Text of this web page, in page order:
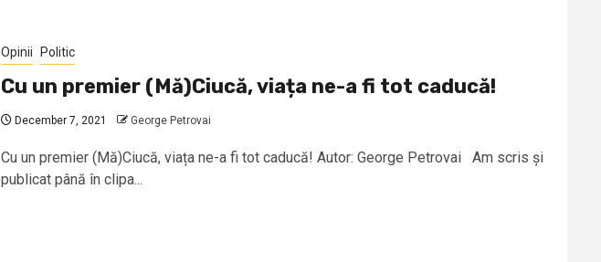
Opinii Politic
Cu un premier (Mă)Ciucă, viața ne-a fi tot caducă!
December 7, 2021 George Petrovai
Cu un premier (Mă)Ciucă, viața ne-a fi tot caducă! Autor: George Petrovai Am scris și
publicat până în clipa...